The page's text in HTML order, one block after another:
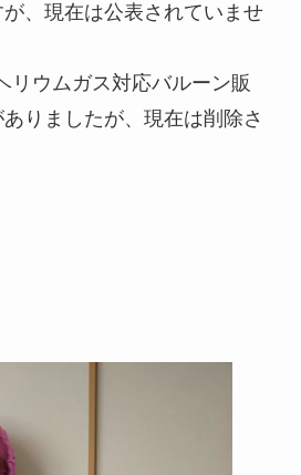
、現在は公表されていませ
ウムガス対応バルーン販
りましたが、現在は削除さ